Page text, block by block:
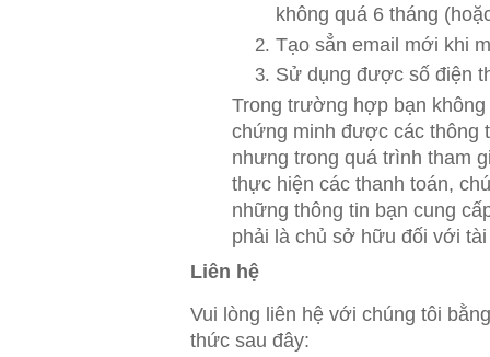
không quá 6 tháng
Tạo sẳn email mới khi
Sử dụng được số điện
Trong trường hợp bạn
chứng minh được các thông
nhưng trong quá trình tham
thực hiện các thanh toán,
những thông tin bạn cung
phải là chủ sở hữu đối với
Liên hệ
Vui lòng liên hệ với chúng tôi
thức sau đây: